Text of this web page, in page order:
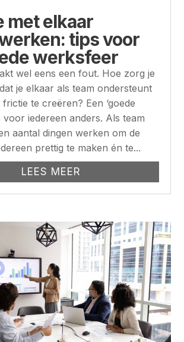
met elkaar
tips voor
werksfeer
wel eens een fout. Hoe zorg je
je elkaar als team ondersteunt
te creëren? Een ‘goede
voor iedereen anders. Als team
aantal dingen werken om de
prettig te maken én te...
LEES MEER